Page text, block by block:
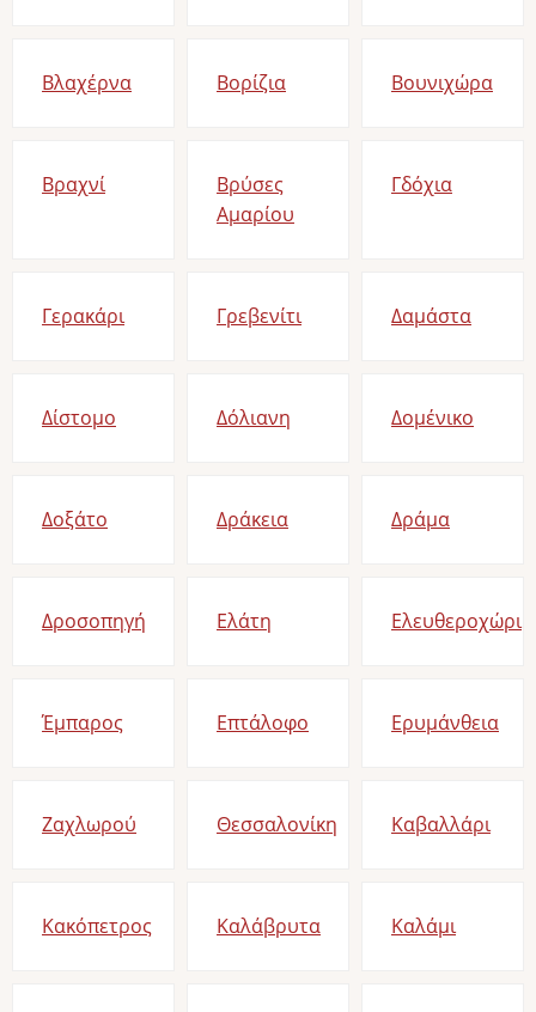
Βλαχέρνα Βορίζια Βουνιχώρα
Βραχνί
Βρύσες
Αμαρίου
Γδόχια
Γερακάρι Γρεβενίτι Δαμάστα
Δίστομο Δόλιανη Δομένικο
Δοξάτο Δράκεια Δράμα
Δροσοπηγή Ελάτη Ελευθεροχώρι
Έμπαρος Επτάλοφο Ερυμάνθεια
Ζαχλωρού Θεσσαλονίκη Καβαλλάρι
Κακόπετρος Καλάβρυτα Καλάμι